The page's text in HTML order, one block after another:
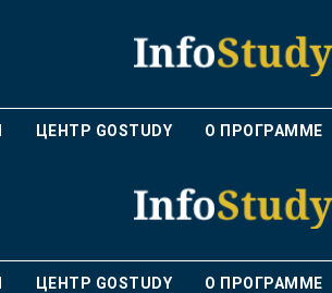
ЦЕНТР GOSTUDY О ПРОГРАММЕ
ЦЕНТР GOSTUDY О ПРОГРАММЕ